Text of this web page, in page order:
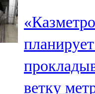
Мамадыш
106,2 FM
Минзәлә
ветку